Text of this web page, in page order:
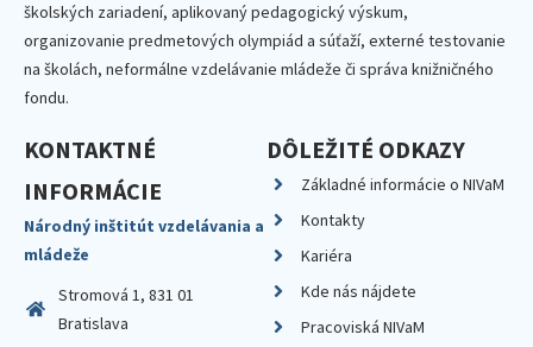
školských zariadení, aplikovaný pedagogický výskum,
organizovanie predmetových olympiád a súťaží, externé testovanie
na školách, neformálne vzdelávanie mládeže či správa knižničného
fondu.
KONTAKTNÉ
INFORMÁCIE
Národný inštitút vzdelávania a
mládeže
Stromová 1, 831 01
Bratislava
DÔLEŽITÉ ODKAZY
Základné informácie o NIVaM
Kontakty
Kariéra
Kde nás nájdete
Pracoviská NIVaM